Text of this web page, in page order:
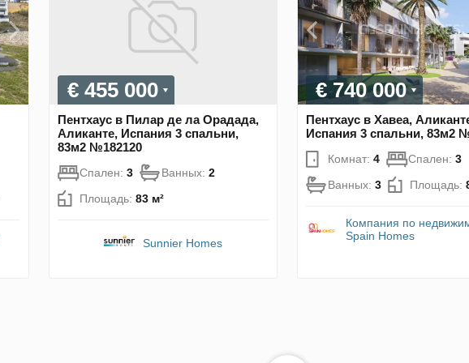
€ 455 000
Пентхаус в Пилар де ла Орадада,
Аликанте, Испания 3 спальни,
83м2 №182120
Спален: 3 Ванных: 2
Площадь: 83 м²
Sunnier Homes
€ 740 000
Пентхаус в Хавеа,
Испания 3 спальни, 83м2
Комнат: 4 Спален: 3
Ванных: 3 Площадь:
Компания по
Spain Homes